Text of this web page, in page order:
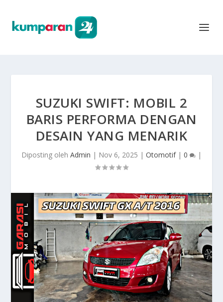
SUZUKI SWIFT: MOBIL 2
BARIS PERFORMA DENGAN
DESAIN YANG MENARIK
Diposting oleh Admin | Nov 6, 2025 | Otomotif| 0 |